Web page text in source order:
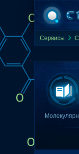
Сервисы